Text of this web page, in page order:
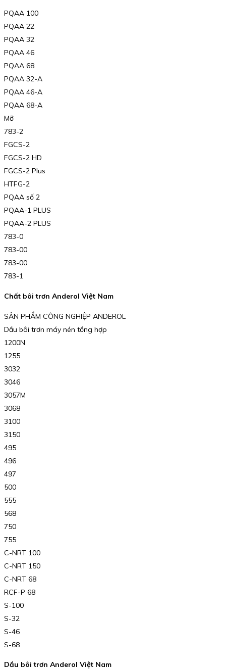
PQAA 100
PQAA 22
PQAA 32
PQAA 46
PQAA 68
PQAA 32-A
PQAA 46-A
PQAA 68-A
Mỡ
783-2
FGCS-2
FGCS-2 HD
FGCS-2 Plus
HTFG-2
PQAA số 2
PQAA-1 PLUS
PQAA-2 PLUS
783-0
783-00
783-00
783-1
Chất bôi trơn Anderol Việt Nam
SẢN PHẨM CÔNG NGHIỆP ANDEROL
Dầu bôi trơn máy nén tổng hợp
1200N
1255
3032
3046
3057M
3068
3100
3150
495
496
497
500
555
568
750
755
C-NRT 100
C-NRT 150
C-NRT 68
RCF-P 68
S-100
S-32
S-46
S-68
Dầu bôi trơn Anderol Việt Nam